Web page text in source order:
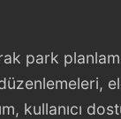
park
kullanıcı